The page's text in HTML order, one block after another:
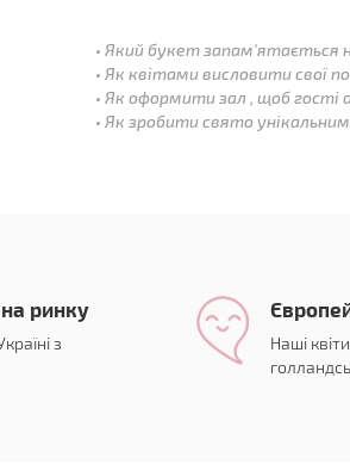
Який букет запам'ятається
Як квітами висловити свої
Як оформити зал , щоб гості
Як зробити свято
ринку
з
Наші